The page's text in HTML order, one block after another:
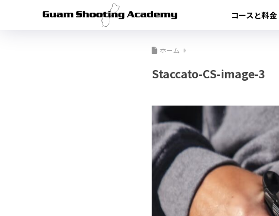
コースと料金
ホーム
Staccato-CS-image-3